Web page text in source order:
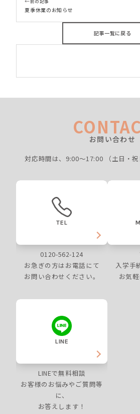
夏季休業のお知らせ
記事一覧に戻る
お問い合わせ
対応時間は、9:00〜17:00 （土日・
TEL
0120-562-124
お急ぎの方はお電話にて
お問い合わせください。
入学手
お気
LINE
LINEで無料相談
お客様のお悩みやご質問等
に、
お答えします！